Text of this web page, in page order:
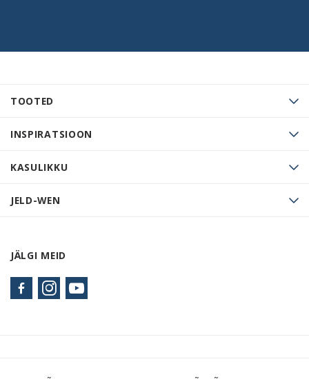
TOOTED
INSPIRATSIOON
KASULIKKU
JELD-WEN
JÄLGI MEID